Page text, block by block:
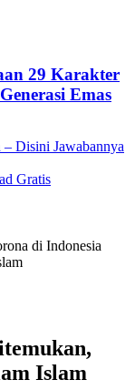
29 Karakter
Emas
Disini Jawabannya
Gratis
di Indonesia
Islam